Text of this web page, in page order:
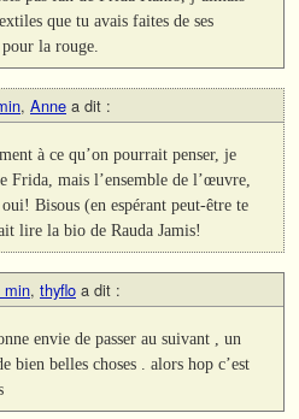
que tu avais faites de ses
la rouge.
, Anne a dit :
à ce qu’on pourrait penser, je
Frida, mais l’ensemble de l’œuvre,
Bisous (en espérant peut-être te
lire la bio de Rauda Jamis!
min, thyflo a dit :
envie de passer au suivant , un
belles choses . alors hop c’est